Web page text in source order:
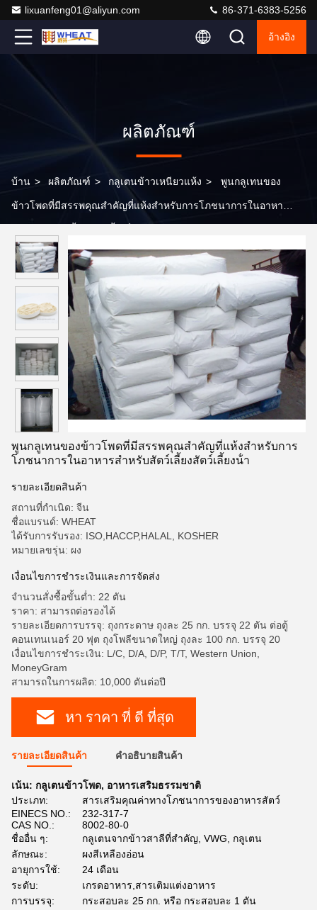
lixuanfeng01@aliyun.com 86-371-6383-5256
อ้างอิง
ผลิตภัณฑ์
บ้าน > ผลิตภัณฑ์ > กลูเตนข้าวเหนียวแห้ง > พูนกลูเทนของ
ข้าวโพดที่มีสรรพคุณสําคัญที่แห้งสําหรับการโภชนาการในอาหา
พูนกลูเทนของข้าวโพดที่มีสรรพคุณสําคัญที่แห้งสําหรับการ
โภชนาการในอาหารสําหรับสัตว์เลี้ยงสัตว์เลี้ยงน้ํา
รายละเอียดสินค้า
สถานที่กำเนิด: จีน
ชื่อแบรนด์: WHEAT
ได้รับการรับรอง: ISO,HACCP,HALAL, KOSHER
หมายเลขรุ่น: ผง
เงื่อนไขการชําระเงินและการจัดส่ง
จำนวนสั่งซื้อขั้นต่ำ: 22 ตัน
ราคา: สามารถต่อรองได้
รายละเอียดการบรรจุ: ถุงกระดาษ ถุงละ 25 กก. บรรจุ 22 ตัน ต่อตู้
คอนเทนเนอร์ 20 ฟุต ถุงโพลีขนาดใหญ่ ถุงละ 100 กก. บรรจุ 20
เงื่อนไขการชำระเงิน: L/C, D/A, D/P, T/T, Western Union,
MoneyGram
สามารถในการผลิต: 10,000 ตันต่อปี
หา ราคา ที่ ดี ที่สุด
รายละเอียดสินค้า คําอธิบายสินค้า
เน้น: กลูเตนข้าวโพด, อาหารเสริมธรรมชาติ
ประเภท:
สารเสริมคุณค่าทางโภชนาการของอาหารสัตว์
EINECS NO.:
232-317-7
CAS NO.:
8002-80-0
ชื่ออื่น ๆ:
กลูเตนจากข้าวสาลีที่สำคัญ, VWG, กลูเตน
ลักษณะ:
ผงสีเหลืองอ่อน
อายุการใช้:
24 เดือน
ระดับ:
เกรดอาหาร,สารเติมแต่งอาหาร
การบรรจุ:
กระสอบละ 25 กก. หรือ กระสอบละ 1 ตัน